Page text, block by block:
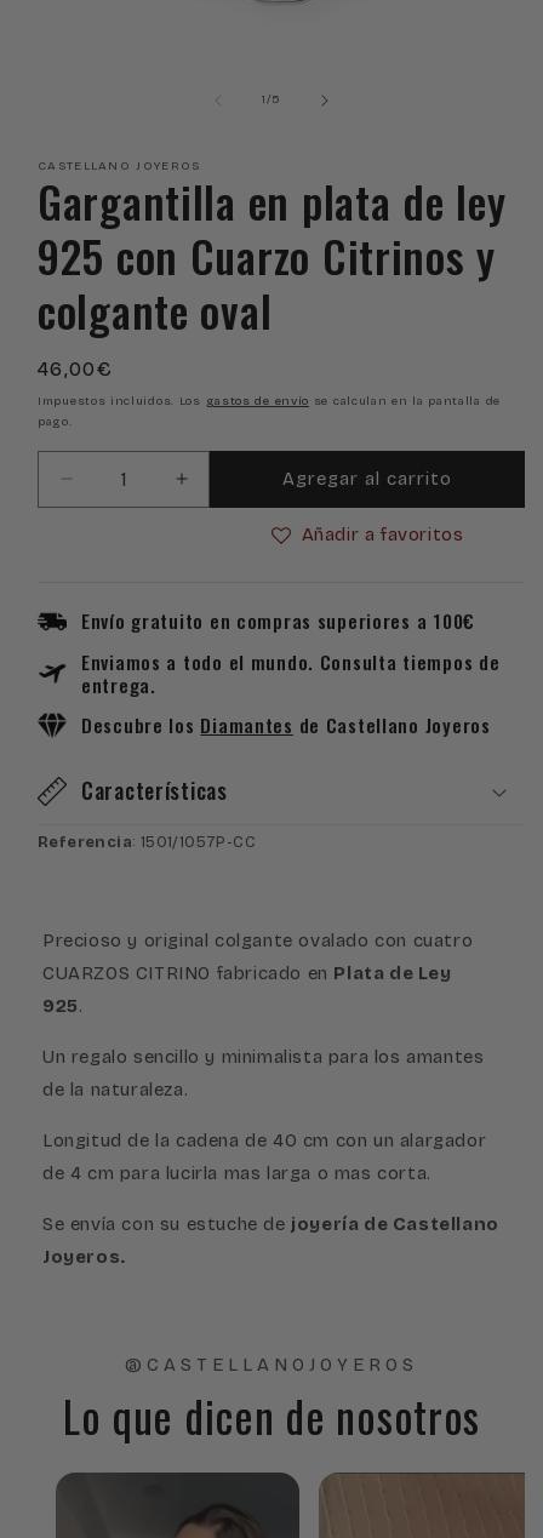
ventana
modal
1/de
5
CASTELLANO JOYEROS
Gargantilla en plata de ley
925 con Cuarzo Citrinos y
colgante oval
Precio
habitual
46,00€
Impuestos incluidos. Los gastos de envío se calculan en la pantalla de
pago.
Reducir
cantidad
plata
ley
925
con
y
oval
Aumentar
cantidad
plata
ley
con
Cuarzo
y
oval
Agregar al carrito
Añadir a favoritos
Envío gratuito en compras superiores a 100€
Enviamos a todo el mundo. Consulta tiempos de
entrega.
Descubre los Diamantes de Castellano Joyeros
Características
Referencia: 1501/1057P-CC
Precioso y original colgante ovalado con cuatro
CUARZOS CITRINO fabricado en Plata de Ley
925.
Un regalo sencillo y minimalista para los amantes
de la naturaleza.
Longitud de la cadena de 40 cm con un alargador
de 4 cm para lucirla mas larga o mas corta.
Se envía con su estuche de joyería de Castellano
Joyeros.
@CASTELLANOJOYEROS
Lo que dicen de nosotros
directamente
a la